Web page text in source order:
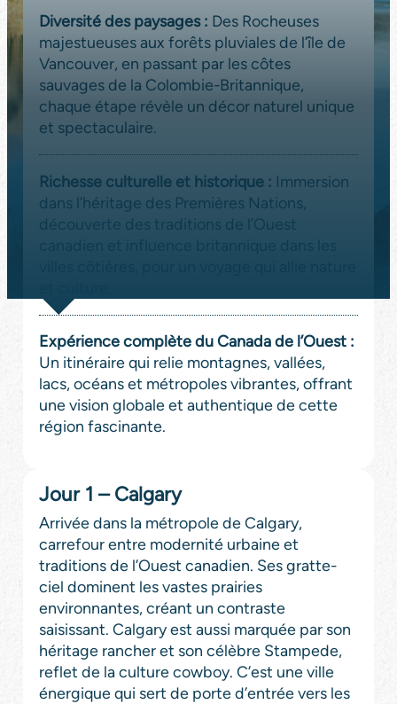
Diversité des paysages : Des Rocheuses
majestueuses aux forêts pluviales de l’île de
Vancouver, en passant par les côtes
sauvages de la Colombie-Britannique,
chaque étape révèle un décor naturel unique
et spectaculaire.
Richesse culturelle et historique : Immersion
dans l’héritage des Premières Nations,
découverte des traditions de l’Ouest
Expérience complète du Canada de l’Ouest :
Un itinéraire qui relie montagnes, vallées,
lacs, océans et métropoles vibrantes, offrant
une vision globale et authentique de cette
région fascinante.
Jour 1 – Calgary
Arrivée dans la métropole de Calgary,
carrefour entre modernité urbaine et
traditions de l’Ouest canadien. Ses gratte-
ciel dominent les vastes prairies
environnantes, créant un contraste
saisissant. Calgary est aussi marquée par son
héritage rancher et son célèbre Stampede,
reflet de la culture cowboy. C’est une ville
énergique qui sert de porte d’entrée vers les